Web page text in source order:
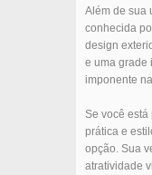
Além de sua
conhecida
design
e uma grade
imponente
Se você
prática e
opção. Sua
atratividade